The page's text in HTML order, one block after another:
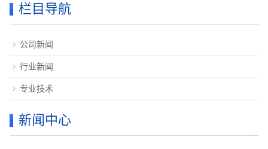
栏目导航
公司新闻
行业新闻
专业技术
新闻中心